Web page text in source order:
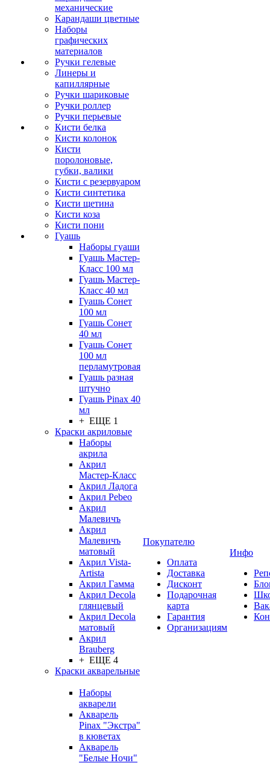
механические
Карандаши цветные
Наборы
графических
материалов
Ручки гелевые
Линеры и
капиллярные
Ручки шариковые
Ручки роллер
Ручки перьевые
Кисти белка
Кисти колонок
Кисти
поролоновые,
губки, валики
Кисти с резервуаром
Кисти синтетика
Кисти щетина
Кисти коза
Кисти пони
Гуашь
Наборы гуаши
Гуашь Мастер-
Класс 100 мл
Гуашь Мастер-
Класс 40 мл
Гуашь Сонет
100 мл
Гуашь Сонет
40 мл
Гуашь Сонет
100 мл
перламутровая
Гуашь разная
штучно
Гуашь Pinax 40
мл
+ ЕЩЕ 1
Краски акриловые
Наборы
акрила
Акрил
Мастер-Класс
Акрил Ладога
Акрил Pebeo
Акрил
Малевичъ
Акрил
Малевичъ
матовый
Акрил Vista-
Artista
Акрил Гамма
Акрил Decola
глянцевый
Акрил Decola
матовый
Акрил
Brauberg
+ ЕЩЕ 4
Краски акварельные
Наборы
акварели
Акварель
Pinax "Экстра"
в кюветах
Акварель
"Белые Ночи"
Покупателю
Оплата
Доставка
Дисконт
Подарочная
карта
Гарантия
Организациям
Инфо